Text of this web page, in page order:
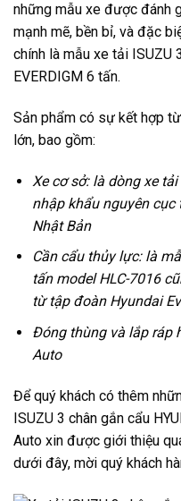
những mẫu xe được đánh
mạnh mẽ, bền bỉ, và đặc
chính là mẫu xe tải ISUZU
EVERDIGM 6 tấn.
Sản phẩm có sự kết hợp
lớn, bao gồm:
Xe cơ sở: là dòng xe
nhập khẩu nguyên
Nhật Bản
Cần cẩu thủy lực: là
tấn model HLC-7016
từ tập đoàn Hyundai
Đóng thùng và lắp ráp
Auto
Để quý khách có thêm
ISUZU 3 chân gắn cẩu
Auto xin được giới thiệu
dưới đây, mời quý khách